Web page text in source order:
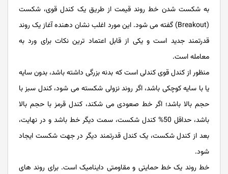
به شکست شدن خط روند قیمت از طریق یک کندل قوی، شکست
(Breakout) گفته می ‌شود. این مورد اغلب نشان دهنده آغاز یک روند
قدرتمند جدید است و یکی از قابل اعتماد ترین نکات برای ورد به
معامله است.
منظور از کندل قوی کندلی است که بدنه بزرگی داشته باشد، بدون سایه
یا با سایه کوچکی باشد، اگر روند نزولی شکسته می شود، کندل سبز با
حجم بالا باشد؛ اگر خط صعودی می شکند، کندل قرمز با حجم بالا
باشد، حداقل 50% کندل شکست، سمت دیگر خط باشد و در نهایت،
بعد از کندل شکست، یک کندل قدرتمند دیگر در جهت شکست ایجاد
شود.
خط روند یک خط حمایتی و مقاومتی داینامیک است. برای روند های